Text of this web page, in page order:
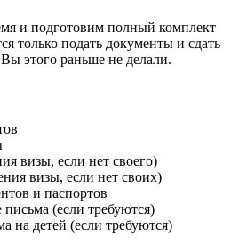
и подготовим полный комплект
только подать документы и сдать
этого раньше не делали.
визы, если нет своего)
визы, если нет своих)
и паспортов
(если требуются)
на детей (если требуются)